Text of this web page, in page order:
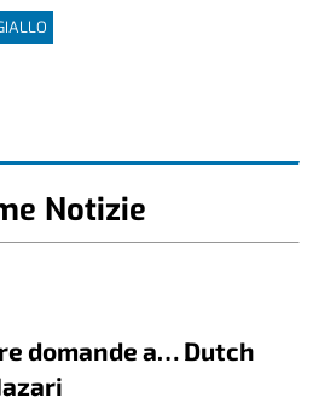
Notizie
domande a… Dutch